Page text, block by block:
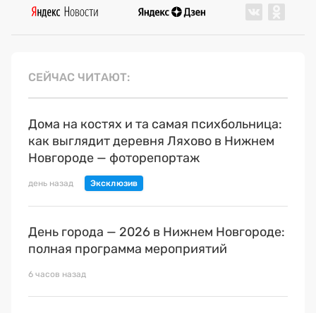
СЕЙЧАС ЧИТАЮТ
Дома на костях и та самая психбольница:
как выглядит деревня Ляхово в Нижнем
Новгороде — фоторепортаж
день назад
День города — 2026 в Нижнем Новгороде:
полная программа мероприятий
6 часов назад